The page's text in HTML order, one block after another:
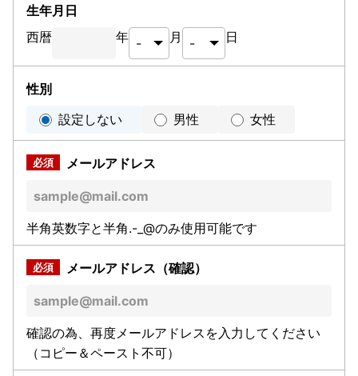
生年月日
西暦
年 月 日
性別
設定しない
男性 女性
メールアドレス
半角英数字と半角.-_@のみ使用可能です
メールアドレス（確認）
確認の為、再度メールアドレスを入力してください
（コピー＆ペースト不可）